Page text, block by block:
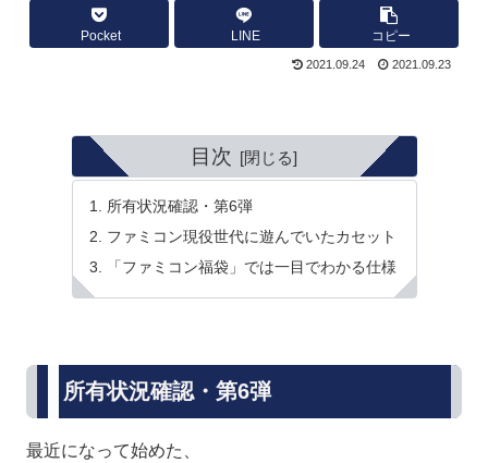
Pocket LINE コピー
2021.09.24 2021.09.23
目次
所有状況確認・第6弾
ファミコン現役世代に遊んでいたカセット
「ファミコン福袋」では一目でわかる仕様
所有状況確認・第6弾
最近になって始めた、